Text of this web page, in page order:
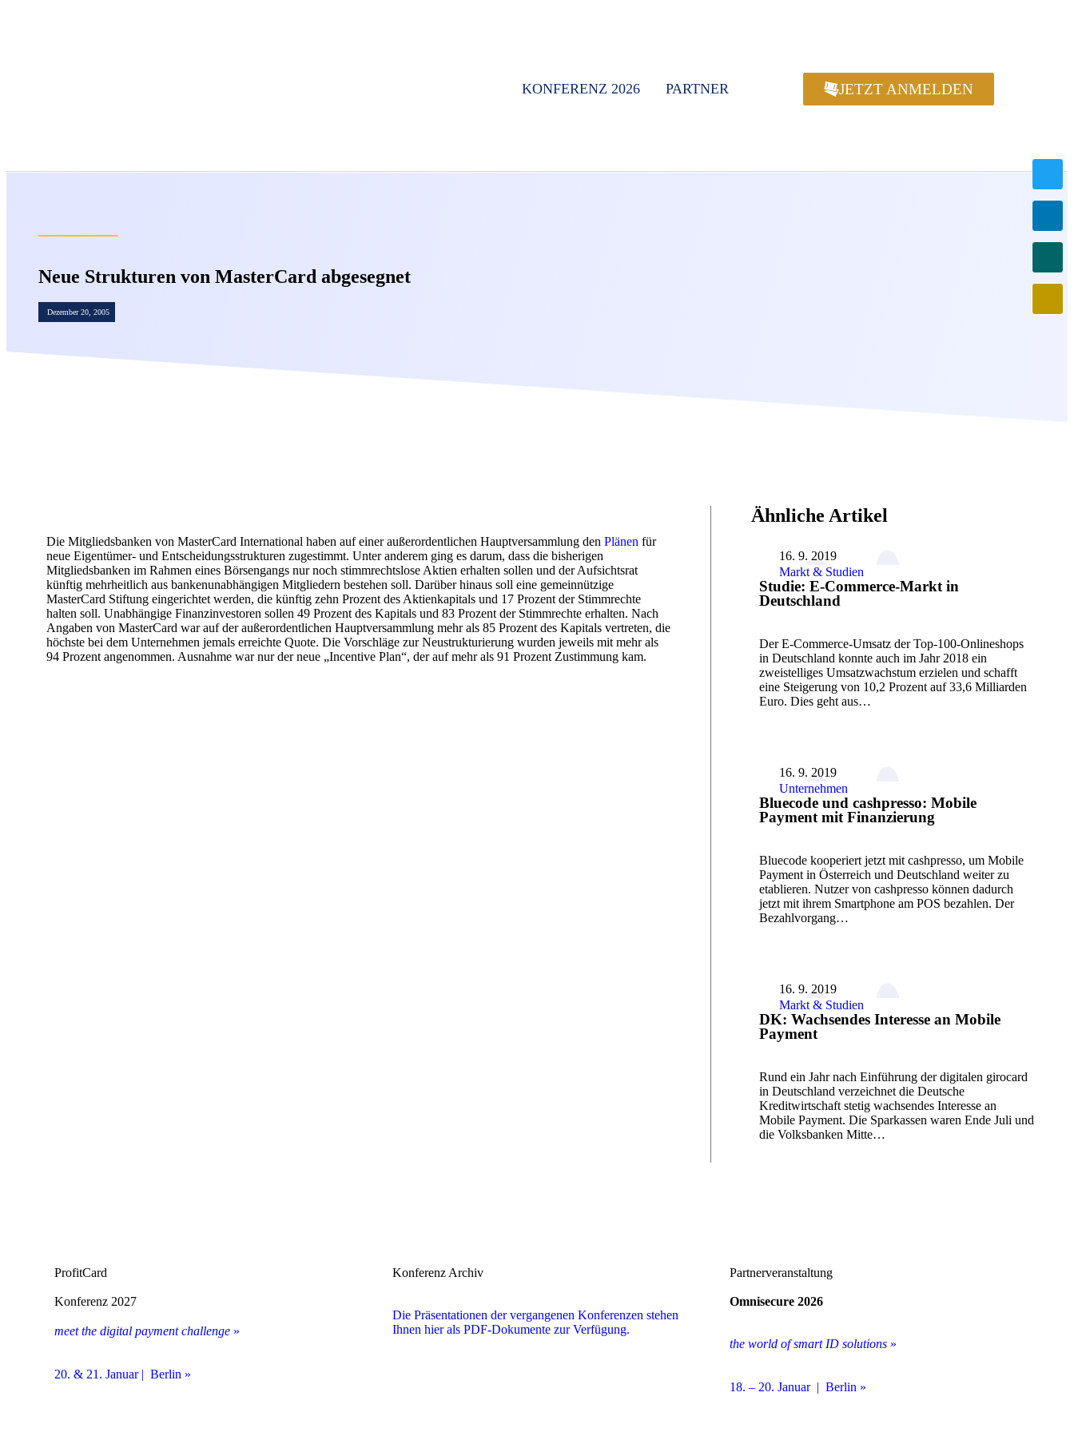
KONFERENZ 2026 PARTNER JETZT ANMELDEN
Neue Strukturen von MasterCard abgesegnet
Dezember 20, 2005
Die Mitgliedsbanken von MasterCard International haben auf einer außerordentlichen Hauptversammlung den Plänen für
neue Eigentümer- und Entscheidungsstrukturen zugestimmt. Unter anderem ging es darum, dass die bisherigen
Mitgliedsbanken im Rahmen eines Börsengangs nur noch stimmrechtslose Aktien erhalten sollen und der Aufsichtsrat
künftig mehrheitlich aus bankenunabhängigen Mitgliedern bestehen soll. Darüber hinaus soll eine gemeinnützige
MasterCard Stiftung eingerichtet werden, die künftig zehn Prozent des Aktienkapitals und 17 Prozent der Stimmrechte
halten soll. Unabhängige Finanzinvestoren sollen 49 Prozent des Kapitals und 83 Prozent der Stimmrechte erhalten. Nach
Angaben von MasterCard war auf der außerordentlichen Hauptversammlung mehr als 85 Prozent des Kapitals vertreten, die
höchste bei dem Unternehmen jemals erreichte Quote. Die Vorschläge zur Neustrukturierung wurden jeweils mit mehr als
94 Prozent angenommen. Ausnahme war nur der neue „Incentive Plan“, der auf mehr als 91 Prozent Zustimmung kam.
Ähnliche Artikel
16. 9. 2019
Markt & Studien
Studie: E-Commerce-Markt in
Deutschland
Der E-Commerce-Umsatz der Top-100-Onlineshops
in Deutschland konnte auch im Jahr 2018 ein
zweistelliges Umsatzwachstum erzielen und schafft
eine Steigerung von 10,2 Prozent auf 33,6 Milliarden
Euro. Dies geht aus…
16. 9. 2019
Unternehmen
Bluecode und cashpresso: Mobile
Payment mit Finanzierung
Bluecode kooperiert jetzt mit cashpresso, um Mobile
Payment in Österreich und Deutschland weiter zu
etablieren. Nutzer von cashpresso können dadurch
jetzt mit ihrem Smartphone am POS bezahlen. Der
Bezahlvorgang…
16. 9. 2019
Markt & Studien
DK: Wachsendes Interesse an Mobile
Payment
Rund ein Jahr nach Einführung der digitalen girocard
in Deutschland verzeichnet die Deutsche
Kreditwirtschaft stetig wachsendes Interesse an
Mobile Payment. Die Sparkassen waren Ende Juli und
die Volksbanken Mitte…
ProfitCard
Konferenz 2027
meet the digital payment challenge »
20. & 21. Januar | Berlin »
Konferenz Archiv
Die Präsentationen der vergangenen Konferenzen stehen
Ihnen hier als PDF-Dokumente zur Verfügung.
Partnerveranstaltung
Omnisecure 2026
the world of smart ID solutions »
18. – 20. Januar | Berlin »